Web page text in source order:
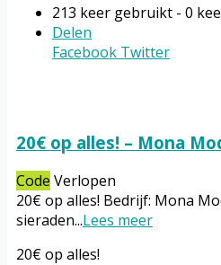
213 keer gebruikt - 0
Delen
Facebook Twitter
20€ op alles! – Mona
Code Verlopen
20€ op alles! Bedrijf: Mona
sieraden...Lees meer
20€ op alles!